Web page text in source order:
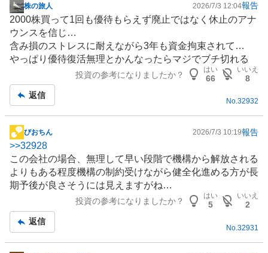
掲
示
板
記
事
株の旅人 2026/7/3 12:04報告
2000株買って1回も優待もらえず廃止ではなく休止のアナ
ウンスを信じ…
含み損のストレスに耐えながら3年も資金拘束されて…
やっぱり優待復活無理とかんなったらマジでブチ切れる
投資の参考になりましたか？
はい
66
いいえ
8
返信
No.32932
掲
示
板
記
事
びおちん 2026/7/3 10:19報告
>>32928
この会社の場合、無理して早い段階で機構から解放される
よりもある程度機構の制約受けながら健全化進める方が長
期予後が良さそうには見えますがね…
投資の参考になりましたか？
はい
5
いいえ
2
返信
No. 32931